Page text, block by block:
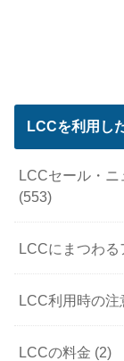
LCCを利用し
LCCセール・ニ
(553)
LCCにまつわる
LCC利用時の注
LCCの料金 (2)